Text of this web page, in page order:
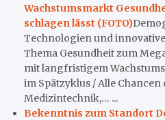
Wachstumsmarkt
schlagen lässt (FOTO)
Technologien und
Thema Gesundheit zum
mit langfristigem
im Spätzyklus / Alle
Medizintechnik,… ...
Bekenntnis zum Standort